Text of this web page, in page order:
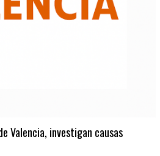
Valencia, investigan causas